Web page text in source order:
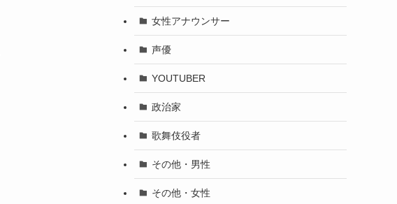
女性アナウンサー
声優
YOUTUBER
政治家
歌舞伎役者
その他・男性
その他・女性